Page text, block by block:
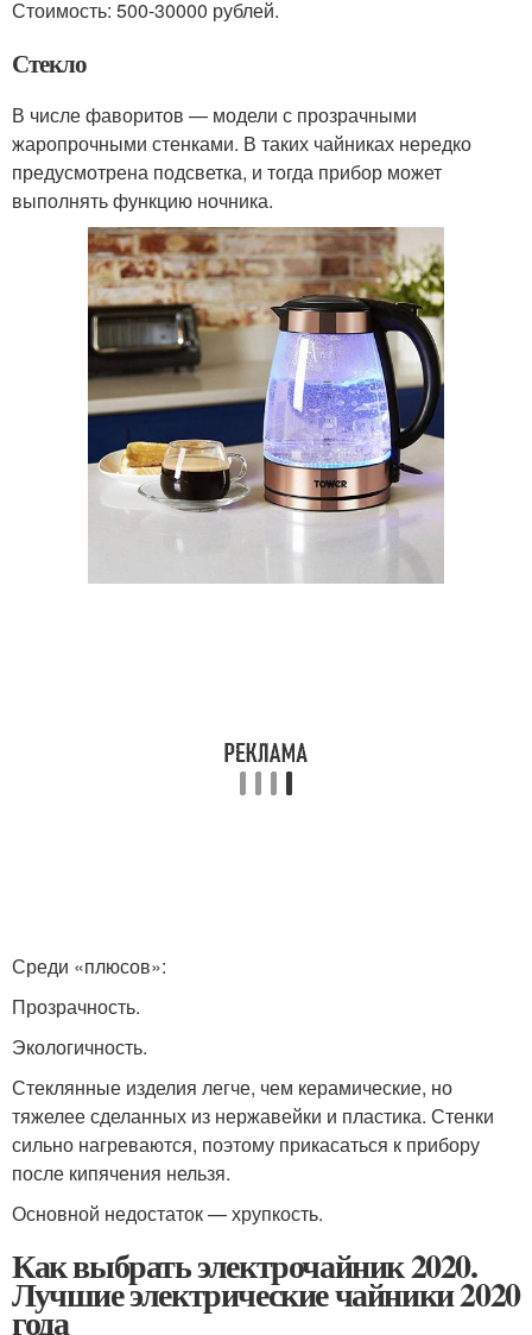
Стоимость: 500-30000 рублей.
Стекло
В числе фаворитов — модели с прозрачными
жаропрочными стенками. В таких чайниках нередко
предусмотрена подсветка, и тогда прибор может
выполнять функцию ночника.
Среди «плюсов»:
Прозрачность.
Экологичность.
Стеклянные изделия легче, чем керамические, но
тяжелее сделанных из нержавейки и пластика. Стенки
сильно нагреваются, поэтому прикасаться к прибору
после кипячения нельзя.
Основной недостаток — хрупкость.
Как выбрать электрочайник 2020.
Лучшие электрические чайники 2020
года